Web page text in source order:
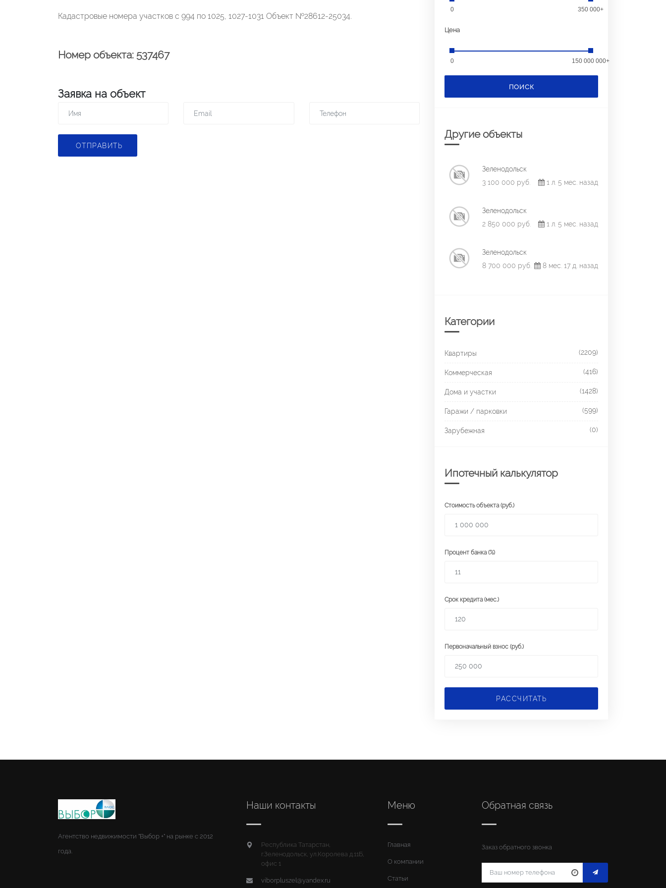
Кадастровые номера участков с 994 по 1025, 1027-1031 Объект №28612-25034.
Номер объекта: 537467
Заявка на объект
ОТПРАВИТЬ
0 350 000+
Цена
0 150 000 000+
ПОИСК
Другие объекты
Зеленодольск
3 100 000 руб.
1 л. 5 мес. назад
Зеленодольск
2 850 000 руб.
1 л. 5 мес. назад
Зеленодольск
8 700 000 руб.
8 мес. 17 д. назад
Категории
Квартиры (2209)
Коммерческая (416)
Дома и участки (1428)
Гаражи / парковки (599)
Зарубежная (0)
Ипотечный калькулятор
Стоимость объекта (руб.)
Процент банка (%)
Срок кредита (мес.)
Первоначальный взнос (руб.)
РАССЧИТАТЬ
Агентство недвижимости "Выбор +" на рынке с 2012
года.
Наши контакты
Республика Татарстан,
г.Зеленодольск, ул.Королева д.11Б,
офис 1
viborpluszel@yandex.ru
Меню
Главная
О компании
Статьи
Обратная связь
Заказ обратного звонка